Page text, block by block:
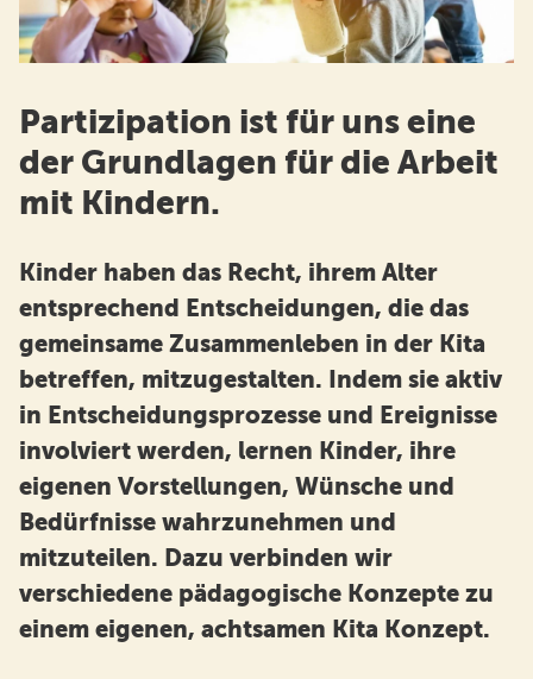
Partizipation ist für uns eine
der Grundlagen für die Arbeit
mit Kindern.
Kinder haben das Recht, ihrem Alter
entsprechend Entscheidungen, die das
gemeinsame Zusammenleben in der Kita
betreffen, mitzugestalten. Indem sie aktiv
in Entscheidungsprozesse und Ereignisse
involviert werden, lernen Kinder, ihre
eigenen Vorstellungen, Wünsche und
Bedürfnisse wahrzunehmen und
mitzuteilen. Dazu verbinden wir
verschiedene pädagogische Konzepte zu
einem eigenen, achtsamen Kita Konzept.